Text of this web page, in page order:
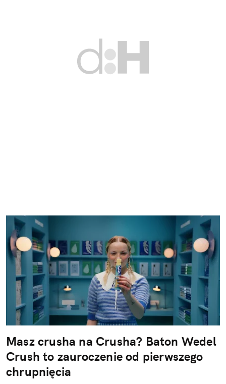
Masz crusha na Crusha? Baton Wedel
Crush to zauroczenie od pierwszego
chrupnięcia